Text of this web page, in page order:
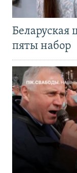
Беларуская
пяты набор